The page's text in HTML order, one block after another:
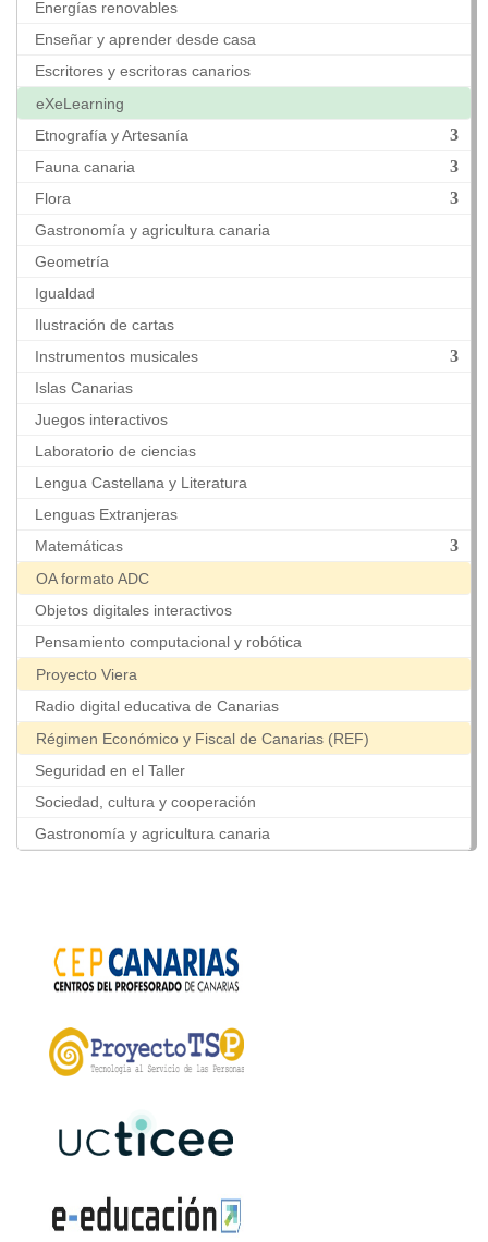
Energías renovables
Enseñar y aprender desde casa
Escritores y escritoras canarios
eXeLearning
Etnografía y Artesanía
Fauna canaria
Flora
Gastronomía y agricultura canaria
Geometría
Igualdad
Ilustración de cartas
Instrumentos musicales
Islas Canarias
Juegos interactivos
Laboratorio de ciencias
Lengua Castellana y Literatura
Lenguas Extranjeras
Matemáticas
OA formato ADC
Objetos digitales interactivos
Pensamiento computacional y robótica
Proyecto Viera
Radio digital educativa de Canarias
Régimen Económico y Fiscal de Canarias (REF)
Seguridad en el Taller
Sociedad, cultura y cooperación
Gastronomía y agricultura canaria